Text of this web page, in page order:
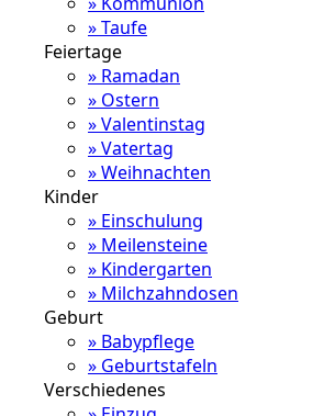
» Taufe
Feiertage
» Ramadan
» Ostern
» Valentinstag
» Vatertag
» Weihnachten
Kinder
» Einschulung
» Meilensteine
» Kindergarten
» Milchzahndosen
Geburt
» Babypflege
» Geburtstafeln
Verschiedenes